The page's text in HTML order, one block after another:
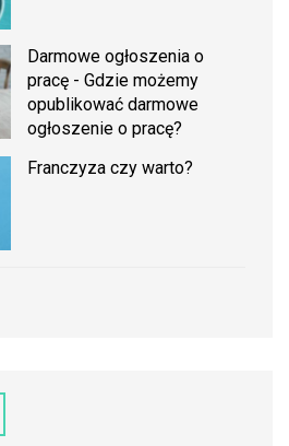
Darmowe ogłoszenia o
pracę - Gdzie możemy
opublikować darmowe
ogłoszenie o pracę?
Franczyza czy warto?